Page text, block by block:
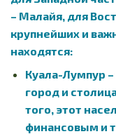
– Малайя, для
крупнейших и
находятся:
Куала-Лумпур
город и
того, этот
финансовым и